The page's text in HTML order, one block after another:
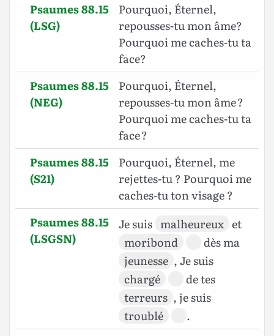
Psaumes 88.15
(LSG)
Pourquoi, Éternel,
repousses-tu mon âme?
Pourquoi me caches-tu ta
face?
Psaumes 88.15
(NEG)
Pourquoi, Éternel,
repousses-tu mon âme ?
Pourquoi me caches-tu ta
face ?
Psaumes 88.15
(S21)
Pourquoi, Éternel, me
rejettes-tu ? Pourquoi me
caches-tu ton visage ?
Psaumes 88.15
(LSGSN)
Je suis malheureux et
moribond
dès ma
jeunesse , Je suis
chargé
de tes
terreurs , je suis
troublé
.